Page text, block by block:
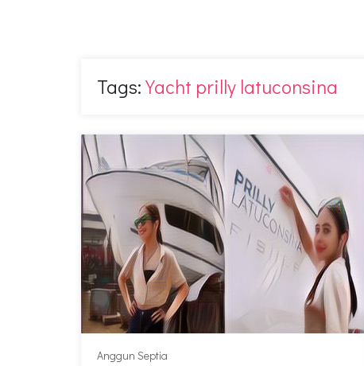
Tags:Yacht prilly latuconsina
Anggun Septia